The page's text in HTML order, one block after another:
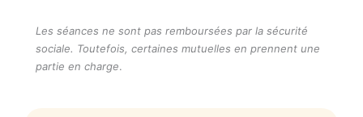
Les séances ne sont pas remboursées par la sécurité
sociale. Toutefois, certaines mutuelles en prennent une
partie en charge.